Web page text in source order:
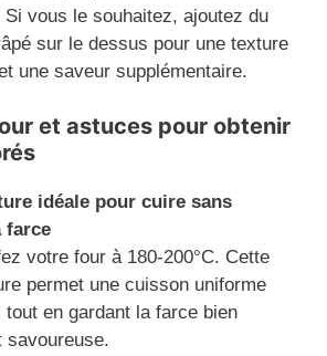
Si vous le souhaitez, ajoutez du
sur le dessus pour une texture
une saveur supplémentaire.
et astuces pour obtenir
idéale pour cuire sans
farce
votre four à 180-200°C. Cette
permet une cuisson uniforme
tout en gardant la farce bien
savoureuse.